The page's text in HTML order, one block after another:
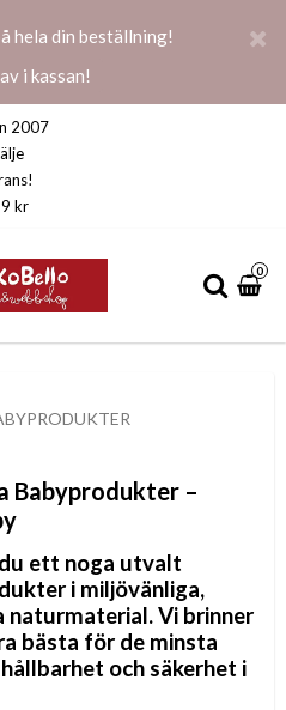
hela din beställning!
i kassan!
2007
kr
0
Babyprodukter –
ett noga utvalt
i miljövänliga,
Vi brinner
bästa för de minsta
och säkerhet i